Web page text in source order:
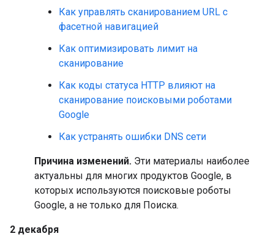
Как управлять сканированием URL с
фасетной навигацией
Как оптимизировать лимит на
сканирование
Как коды статуса HTTP влияют на
сканирование поисковыми роботами
Google
Как устранять ошибки DNS сети
Причина изменений. Эти материалы наиболее
актуальны для многих продуктов Google, в
которых используются поисковые роботы
Google, а не только для Поиска.
2 декабря